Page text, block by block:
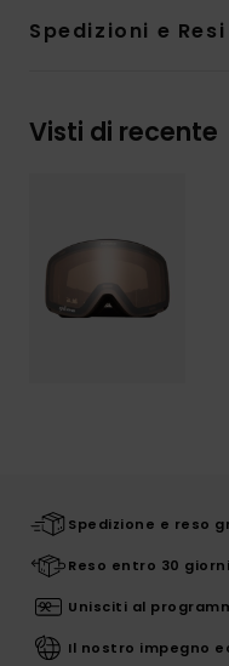
Spedizioni e Resi
Visti di recente
Spedizione e reso
Reso entro 30 giorni
Unisciti al
Il nostro impegno